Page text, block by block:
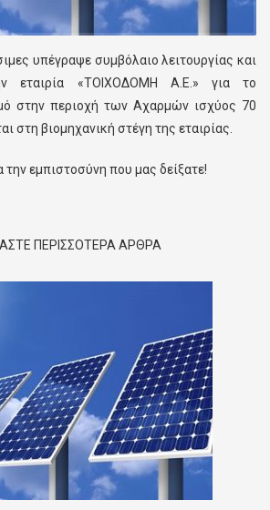
υπέγραψε συμβόλαιο λειτουργίας και
εταιρία «ΤΟΙΧΟΔΟΜΗ Α.Ε.» για το
στην περιοχή των Αχαρμών ισχύος 70
στη βιομηχανική στέγη της εταιρίας.
την εμπιστοσύνη που μας δείξατε!
ΠΕΡΙΣΣΟΤΕΡΑ ΑΡΘΡΑ